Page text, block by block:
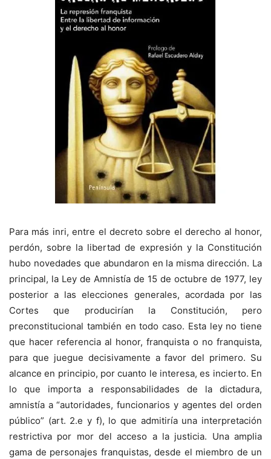
Para más inri, entre el decreto sobre el derecho al honor,
perdón, sobre la libertad de expresión y la Constitución
hubo novedades que abundaron en la misma dirección. La
principal, la Ley de Amnistía de 15 de octubre de 1977, ley
posterior a las elecciones generales, acordada por las
Cortes que producirían la Constitución, pero
preconstitucional también en todo caso. Esta ley no tiene
que hacer referencia al honor, franquista o no franquista,
para que juegue decisivamente a favor del primero. Su
alcance en principio, por cuanto le interesa, es incierto. En
lo que importa a responsabilidades de la dictadura,
amnistía a “autoridades, funcionarios y agentes del orden
público” (art. 2.e y f), lo que admitiría una interpretación
restrictiva por mor del acceso a la justicia. Una amplia
gama de personajes franquistas, desde el miembro de un